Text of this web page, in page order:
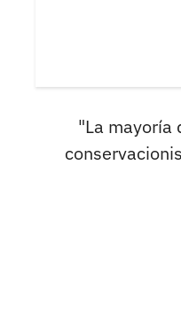
"La mayoría